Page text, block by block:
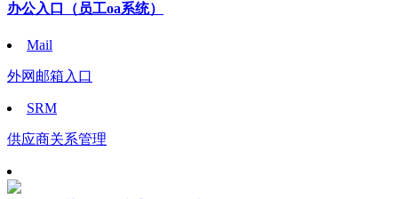
办公入口 （员工oa系统）
Mail
外网邮箱入口
SRM
供应商关系管理